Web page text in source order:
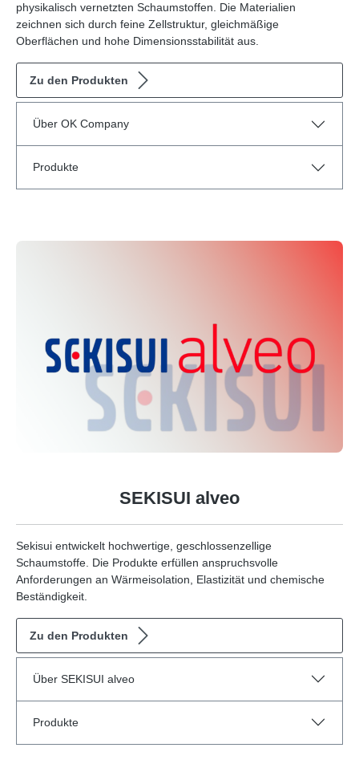
physikalisch vernetzten Schaumstoffen. Die Materialien
zeichnen sich durch feine Zellstruktur, gleichmäßige
Oberflächen und hohe Dimensionsstabilität aus.
Zu den Produkten
Über OK Company
Produkte
SEKISUI alveo
Sekisui entwickelt hochwertige, geschlossenzellige
Schaumstoffe. Die Produkte erfüllen anspruchsvolle
Anforderungen an Wärmeisolation, Elastizität und chemische
Beständigkeit.
Zu den Produkten
Über SEKISUI alveo
Produkte